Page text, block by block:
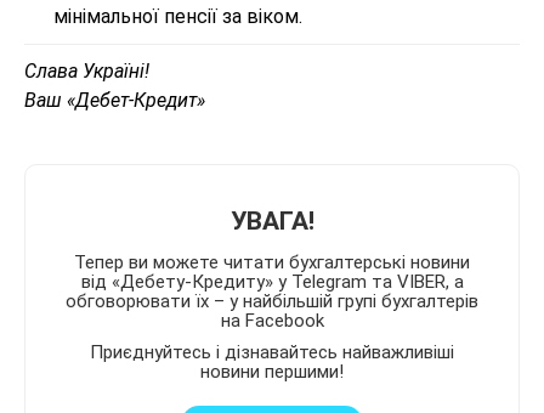
мінімальної пенсії за віком.
Слава Україні!
Ваш «Дебет-Кредит»
УВАГА!
Тепер ви можете читати бухгалтерські новини
від «Дебету-Кредиту» у Telegram та VIBER, а
обговорювати їх – у найбільшій групі бухгалтерів
на Facebook
Приєднуйтесь і дізнавайтесь найважливіші
новини першими!